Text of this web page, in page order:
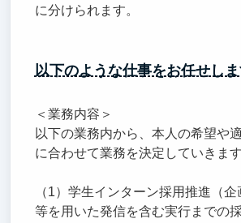
に分けられます。
以下のような仕事をお任せしま
＜業務内容＞
以下の業務内から、本人の希望や
に合わせて業務を決定していきます
（1）学生インターン採用推進（
等を用いた発信を含む実行までの